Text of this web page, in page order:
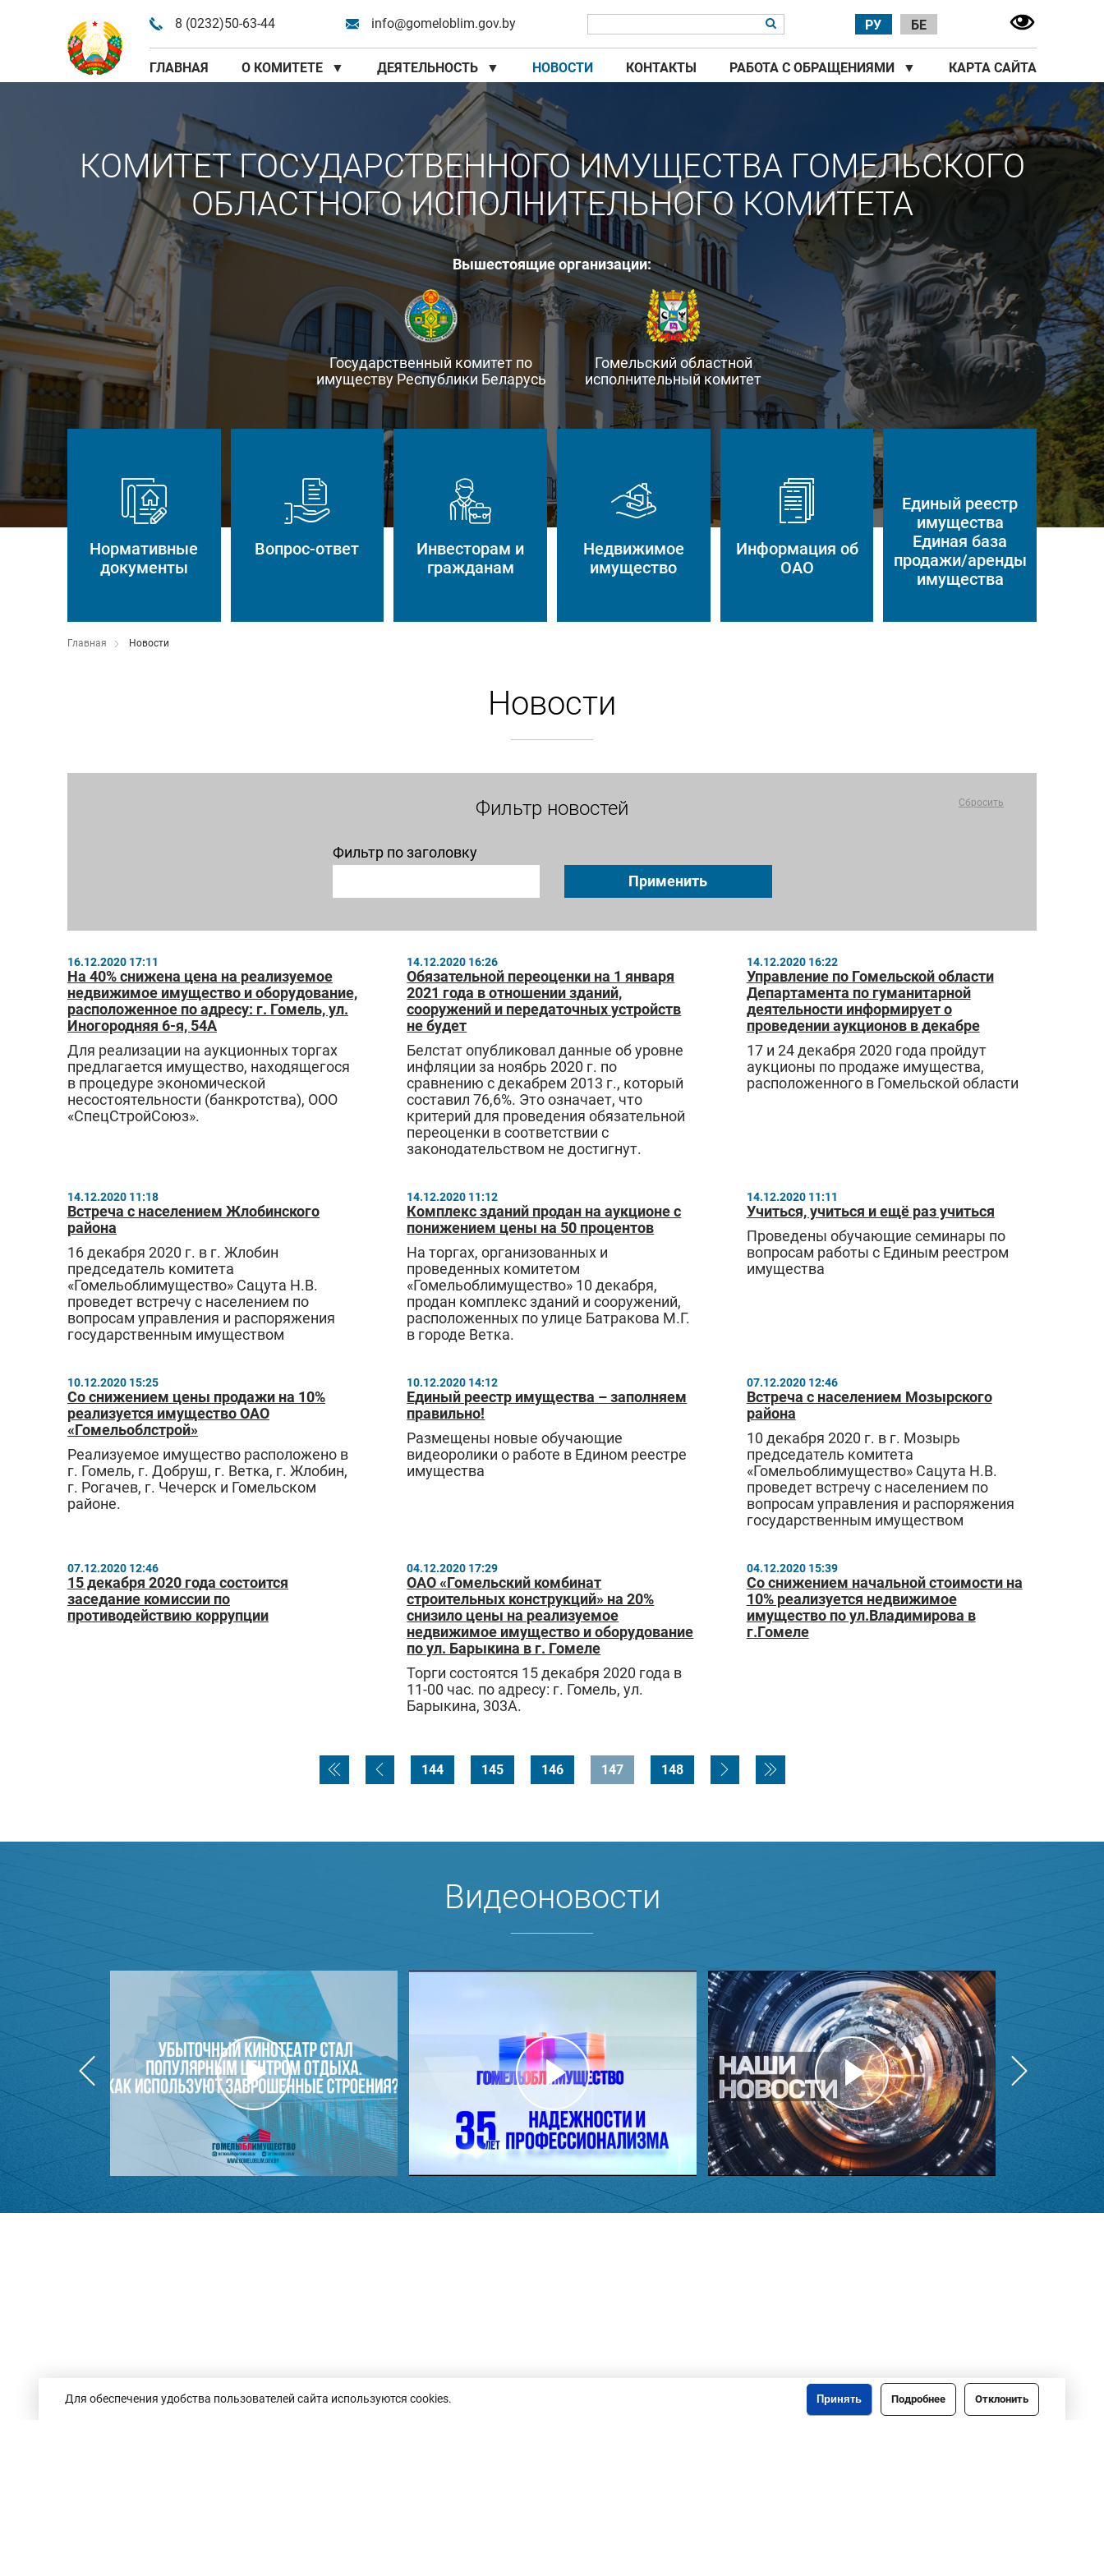
8 (0232)50-63-44 info@gomeloblim.gov.by РУ БЕ
ГЛАВНАЯ О КОМИТЕТЕ ▼ ДЕЯТЕЛЬНОСТЬ ▼ НОВОСТИ КОНТАКТЫ РАБОТА С ОБРАЩЕНИЯМИ ▼ КАРТА САЙТА
КОМИТЕТ ГОСУДАРСТВЕННОГО ИМУЩЕСТВА ГОМЕЛЬСКОГО
ОБЛАСТНОГО ИСПОЛНИТЕЛЬНОГО КОМИТЕТА
Вышестоящие организации:
Государственный комитет по
имуществу Республики Беларусь
Гомельский областной
исполнительный комитет
Нормативные
документы
Вопрос-ответ
Инвесторам и
гражданам
Недвижимое
имущество
Информация об
ОАО
Единый реестр
имущества
Единая база
продажи/аренды
имущества
Главная Новости
Новости
Сбросить
Фильтр новостей
Фильтр по заголовку
Применить
16.12.2020 17:11
На 40% снижена цена на реализуемое
недвижимое имущество и оборудование,
расположенное по адресу: г. Гомель, ул.
Иногородняя 6-я, 54А
Для реализации на аукционных торгах
предлагается имущество, находящегося
в процедуре экономической
несостоятельности (банкротства), ООО
«СпецСтройСоюз».
14.12.2020 16:26
Обязательной переоценки на 1 января
2021 года в отношении зданий,
сооружений и передаточных устройств
не будет
Белстат опубликовал данные об уровне
инфляции за ноябрь 2020 г. по
сравнению с декабрем 2013 г., который
составил 76,6%. Это означает, что
критерий для проведения обязательной
переоценки в соответствии с
законодательством не достигнут.
14.12.2020 16:22
Управление по Гомельской области
Департамента по гуманитарной
деятельности информирует о
проведении аукционов в декабре
17 и 24 декабря 2020 года пройдут
аукционы по продаже имущества,
расположенного в Гомельской области
14.12.2020 11:18
Встреча с населением Жлобинского
района
16 декабря 2020 г. в г. Жлобин
председатель комитета
«Гомельоблимущество» Сацута Н.В.
проведет встречу с населением по
вопросам управления и распоряжения
государственным имуществом
14.12.2020 11:12
Комплекс зданий продан на аукционе с
понижением цены на 50 процентов
На торгах, организованных и
проведенных комитетом
«Гомельоблимущество» 10 декабря,
продан комплекс зданий и сооружений,
расположенных по улице Батракова М.Г.
в городе Ветка.
14.12.2020 11:11
Учиться, учиться и ещё раз учиться
Проведены обучающие семинары по
вопросам работы с Единым реестром
имущества
10.12.2020 15:25
Со снижением цены продажи на 10%
реализуется имущество ОАО
«Гомельоблстрой»
Реализуемое имущество расположено в
г. Гомель, г. Добруш, г. Ветка, г. Жлобин,
г. Рогачев, г. Чечерск и Гомельском
районе.
10.12.2020 14:12
Единый реестр имущества – заполняем
правильно!
Размещены новые обучающие
видеоролики о работе в Едином реестре
имущества
07.12.2020 12:46
Встреча с населением Мозырского
района
10 декабря 2020 г. в г. Мозырь
председатель комитета
«Гомельоблимущество» Сацута Н.В.
проведет встречу с населением по
вопросам управления и распоряжения
государственным имуществом
07.12.2020 12:46
15 декабря 2020 года состоится
заседание комиссии по
противодействию коррупции
04.12.2020 17:29
ОАО «Гомельский комбинат
строительных конструкций» на 20%
снизило цены на реализуемое
недвижимое имущество и оборудование
по ул. Барыкина в г. Гомеле
Торги состоятся 15 декабря 2020 года в
11-00 час. по адресу: г. Гомель, ул.
Барыкина, 303А.
04.12.2020 15:39
Со снижением начальной стоимости на
10% реализуется недвижимое
имущество по ул.Владимирова в
г.Гомеле
144 145 146 147 148
Видеоновости
Для обеспечения удобства пользователей сайта используются cookies. Отклонить
Подробнее
Принять